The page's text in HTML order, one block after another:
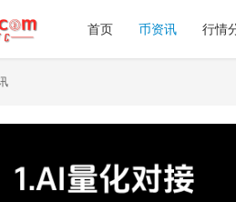
首页 币资讯 行情